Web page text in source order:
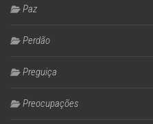
Paz
Perdão
Preguiça
Preocupações